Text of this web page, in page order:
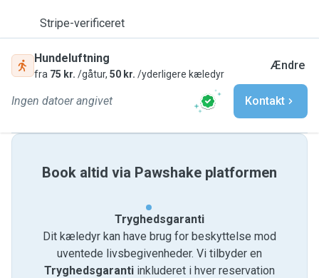
Stripe-verificeret
Hundeluftning
fra 75 kr. /gåtur, 50 kr. /yderligere kæledyr
Ændre
Ingen datoer angivet Kontakt
Book altid via Pawshake platformen
Tryghedsgaranti
Dit kæledyr kan have brug for beskyttelse mod
uventede livsbegivenheder. Vi tilbyder en
Tryghedsgaranti inkluderet i hver reservation